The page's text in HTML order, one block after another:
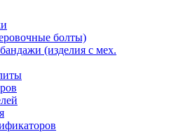
болты)
(изделия с мех.